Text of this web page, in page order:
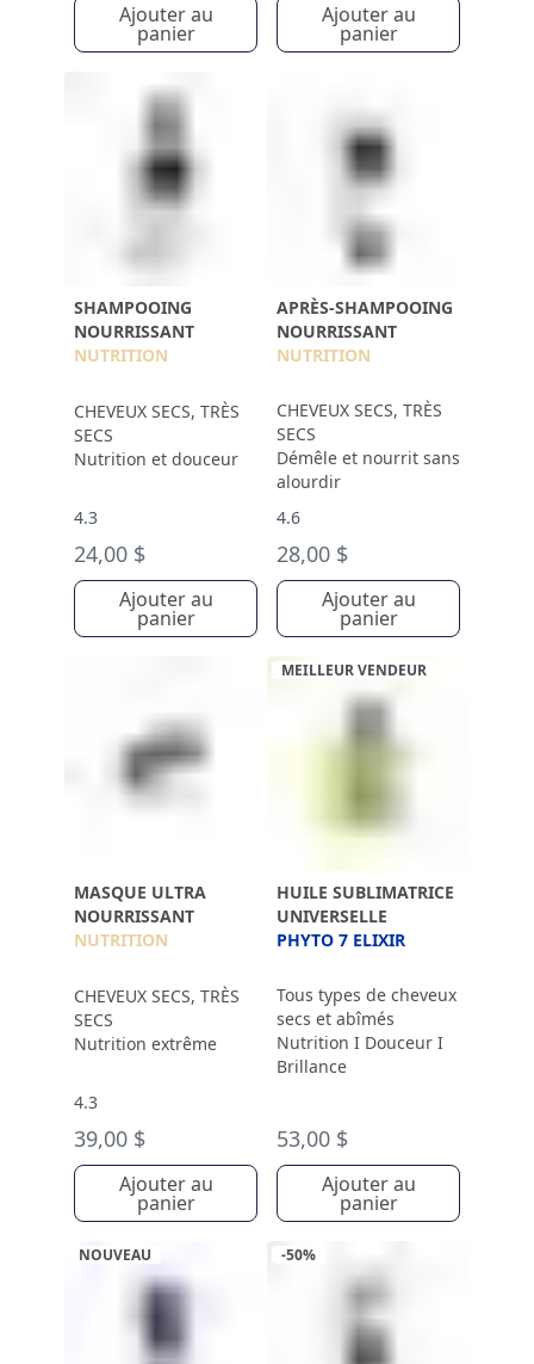
Ajouter au
panier
Ajouter au
panier
SHAMPOOING
NOURRISSANT
NUTRITION
CHEVEUX SECS, TRÈS
SECS
Nutrition et douceur
4.3
24,00 $
Ajouter au
panier
APRÈS-SHAMPOOING
NOURRISSANT
NUTRITION
CHEVEUX SECS, TRÈS
SECS
Démêle et nourrit sans
alourdir
4.6
28,00 $
Ajouter au
panier
MASQUE ULTRA
NOURRISSANT
NUTRITION
CHEVEUX SECS, TRÈS
SECS
Nutrition extrême
4.3
39,00 $
Ajouter au
panier
MEILLEUR VENDEUR
HUILE SUBLIMATRICE
UNIVERSELLE
PHYTO 7 ELIXIR
Tous types de cheveux
secs et abîmés
Nutrition I Douceur I
Brillance
53,00 $
Ajouter au
panier
NOUVEAU -50%